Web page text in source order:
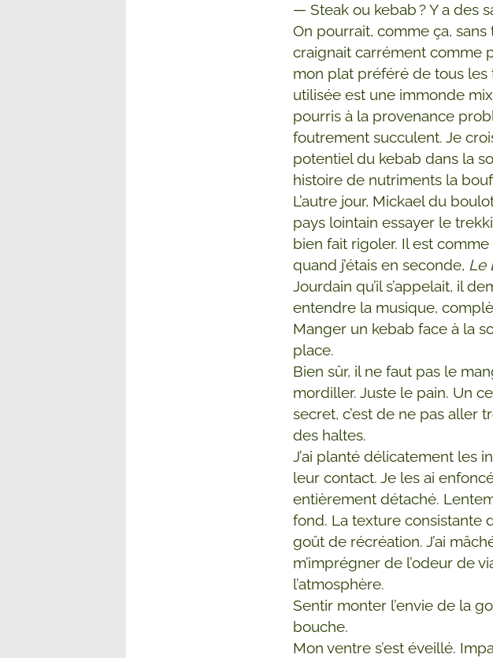
— Steak ou kebab ? Y a des
On pourrait, comme ça, sans
craignait carrément comme
mon plat préféré de tous les
utilisée est une immonde
pourris à la provenance
foutrement succulent. Je
potentiel du kebab dans la
histoire de nutriments la
L’autre jour, Mickael du
pays lointain essayer le
bien fait rigoler. Il est
quand j’étais en seconde, Le
Jourdain qu’il s’appelait, il
entendre la musique,
Manger un kebab face à la
place.
Bien sûr, il ne faut pas le
mordiller. Juste le pain. Un
secret, c’est de ne pas aller
des haltes.
J’ai planté délicatement les
leur contact. Je les ai
entièrement détaché.
fond. La texture consistante
goût de récréation. J’ai
m’imprégner de l’odeur de
l’atmosphère.
Sentir monter l’envie de la
bouche.
Mon ventre s’est éveillé.